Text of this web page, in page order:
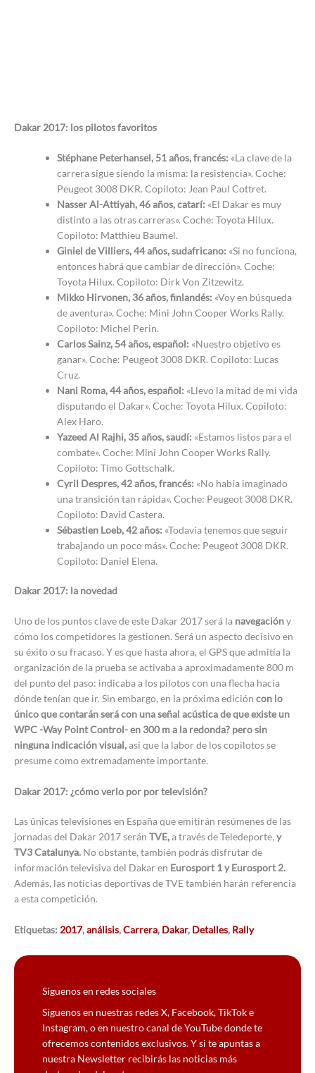
Dakar 2017: los pilotos favoritos
Stéphane Peterhansel, 51 años, francés: «La clave de la
carrera sigue siendo la misma: la resistencia». Coche:
Peugeot 3008 DKR. Copiloto: Jean Paul Cottret.
Nasser Al-Attiyah, 46 años, catarí: «El Dakar es muy
distinto a las otras carreras». Coche: Toyota Hilux.
Copiloto: Matthieu Baumel.
Giniel de Villiers, 44 años, sudafricano: «Si no funciona,
entonces habrá que cambiar de dirección». Coche:
Toyota Hilux. Copiloto: Dirk Von Zitzewitz.
Mikko Hirvonen, 36 años, finlandés: «Voy en búsqueda
de aventura». Coche: Mini John Cooper Works Rally.
Copiloto: Michel Perin.
Carlos Sainz, 54 años, español: «Nuestro objetivo es
ganar». Coche: Peugeot 3008 DKR. Copiloto: Lucas
Cruz.
Nani Roma, 44 años, español: «Llevo la mitad de mi vida
disputando el Dakar». Coche: Toyota Hilux. Copiloto:
Alex Haro.
Yazeed Al Rajhi, 35 años, saudí: «Estamos listos para el
combate». Coche: Mini John Cooper Works Rally.
Copiloto: Timo Gottschalk.
Cyril Despres, 42 años, francés: «No había imaginado
una transición tan rápida». Coche: Peugeot 3008 DKR.
Copiloto: David Castera.
Sébastien Loeb, 42 años: «Todavía tenemos que seguir
trabajando un poco más». Coche: Peugeot 3008 DKR.
Copiloto: Daniel Elena.
Dakar 2017: la novedad
Uno de los puntos clave de este Dakar 2017 será la navegacióny
cómo los competidores la gestionen. Será un aspecto decisivo en
su éxito o su fracaso. Y es que hasta ahora, el GPS que admitía la
organización de la prueba se activaba a aproximadamente 800 m
del punto del paso: indicaba a los pilotos con una flecha hacia
dónde tenían que ir. Sin embargo, en la próxima edición con lo
único que contarán será con una señal acústica de que existe un
WPC -Way Point Control- en 300 m a la redonda? pero sin
ninguna indicación visual,así que la labor de los copilotos se
presume como extremadamente importante.
Dakar 2017: ¿cómo verlo por por televisión?
Las únicas televisiones en España que emitirán resúmenes de las
jornadas del Dakar 2017 serán TVE,a través de Teledeporte, y
TV3 Catalunya. No obstante, también podrás disfrutar de
información televisiva del Dakar en Eurosport 1 y Eurosport 2.
Además, las noticias deportivas de TVE también harán referencia
a esta competición.
Etiquetas: 2017,análisis,Carrera, Dakar, Detalles, Rally
Síguenos en redes sociales
Síguenos en nuestras redes X, Facebook, TikTok e
Instagram, o en nuestro canal de YouTube donde te
ofrecemos contenidos exclusivos. Y si te apuntas a
nuestra Newsletter recibirás las noticias más